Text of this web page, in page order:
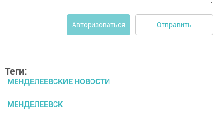
Авторизоваться Отправить
Теги:
МЕНДЕЛЕЕВСКИЕ НОВОСТИ
МЕНДЕЛЕЕВСК